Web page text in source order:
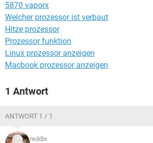
5870 vaporx
Welcher prozessor ist verbaut
Hitze prozessor
Prozessor funktion
Linux prozessor anzeigen
Macbook prozessor anzeigen
1 Antwort
ANTWORT 1 / 1
reddix